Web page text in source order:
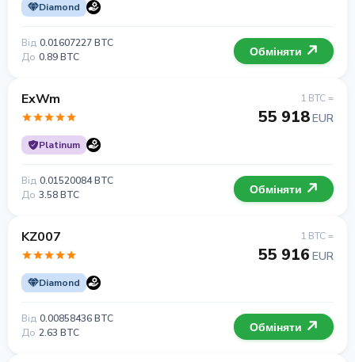
Diamond
Від 0.01607227 BTC
До 0.89 BTC Обміняти
ExWm
Platinum
1 BTC =
55 918EUR
Від 0.01520084 BTC
До 3.58 BTC Обміняти
KZ007
Diamond
1 BTC =
55 916 EUR
Від 0.00858436 BTC
До 2.63 BTC Обміняти